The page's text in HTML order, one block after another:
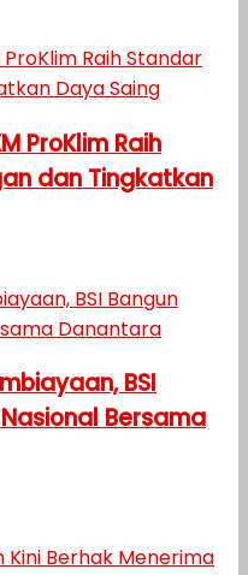
ProKlim Raih
dan Tingkatkan
BSI
Bersama